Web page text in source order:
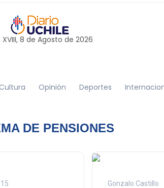
8 de Agosto de 2026
Opinión Deportes
DE PENSIONES
Gonzalo Castillo